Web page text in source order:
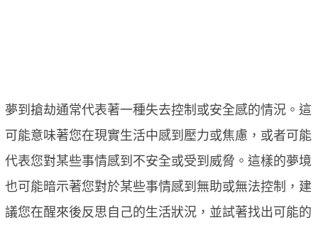
夢到搶劫通常代表著一種失去控制或安全感的情況。這
可能意味著您在現實生活中感到壓力或焦慮，或者可能
代表您對某些事情感到不安全或受到威脅。這樣的夢境
也可能暗示著您對於某些事情感到無助或無法控制，建
議您在醒來後反思自己的生活狀況，並試著找出可能的